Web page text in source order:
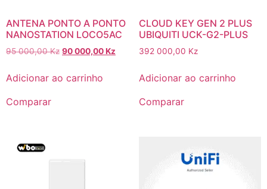
ANTENA PONTO A PONTO
NANOSTATION LOCO5AC
95 000,00Kz 90 000,00Kz
Adicionar ao carrinho
Comparar
CLOUD KEY GEN 2 PLUS
UBIQUITI UCK-G2-PLUS
392 000,00 Kz
Adicionar ao carrinho
Comparar